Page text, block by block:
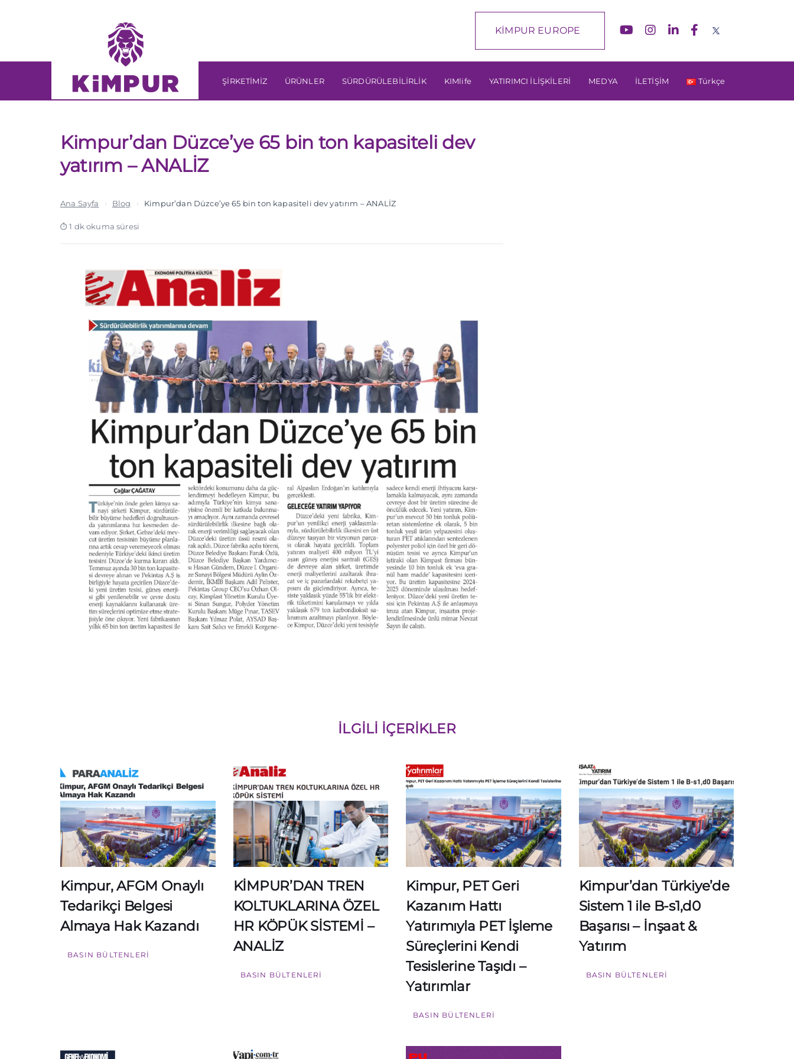
content
KİMPUR EUROPE
ŞİRKETİMİZ ÜRÜNLER SÜRDÜRÜLEBİLİRLİK KIMlife YATIRIMCI İLİŞKİLERİ MEDYA İLETİŞİM Türkçe
Kimpur’dan Düzce’ye 65 bin ton kapasiteli dev
yatırım – ANALİZ
Ana Sayfa › Blog › Kimpur’dan Düzce’ye 65 bin ton kapasiteli dev yatırım – ANALİZ
1 dk okuma süresi
İLGILI İÇERIKLER
Kimpur, AFGM Onaylı
Tedarikçi Belgesi
Almaya Hak Kazandı
BASIN BÜLTENLERI
KİMPUR’DAN TREN
KOLTUKLARINA ÖZEL
HR KÖPÜK SİSTEMİ –
ANALİZ
BASIN BÜLTENLERI
Kimpur, PET Geri
Kazanım Hattı
Yatırımıyla PET İşleme
Süreçlerini Kendi
Tesislerine Taşıdı –
Yatırımlar
BASIN BÜLTENLERI
Kimpur’dan Türkiye’de
Sistem 1 ile B-s1,d0
Başarısı – İnşaat &
Yatırım
BASIN BÜLTENLERI